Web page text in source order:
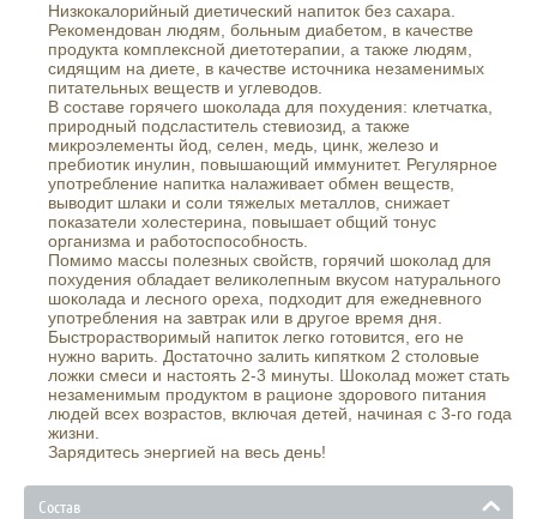
Низкокалорийный диетический напиток без сахара.
Рекомендован людям, больным диабетом, в качестве
продукта комплексной диетотерапии, а также людям,
сидящим на диете, в качестве источника незаменимых
питательных веществ и углеводов.
В составе горячего шоколада для похудения: клетчатка,
природный подсластитель стевиозид, а также
микроэлементы йод, селен, медь, цинк, железо и
пребиотик инулин, повышающий иммунитет. Регулярное
употребление напитка налаживает обмен веществ,
выводит шлаки и соли тяжелых металлов, снижает
показатели холестерина, повышает общий тонус
организма и работоспособность.
Помимо массы полезных свойств, горячий шоколад для
похудения обладает великолепным вкусом натурального
шоколада и лесного ореха, подходит для ежедневного
употребления на завтрак или в другое время дня.
Быстрорастворимый напиток легко готовится, его не
нужно варить. Достаточно залить кипятком 2 столовые
ложки смеси и настоять 2-3 минуты. Шоколад может стать
незаменимым продуктом в рационе здорового питания
людей всех возрастов, включая детей, начиная с 3-го года
жизни.
Зарядитесь энергией на весь день!
Состав